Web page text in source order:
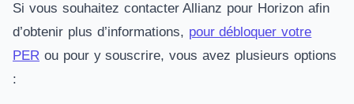
Si vous souhaitez contacter Allianz pour Horizon afin
d’obtenir plus d’informations, pour débloquer votre
PER ou pour y souscrire, vous avez plusieurs options
: